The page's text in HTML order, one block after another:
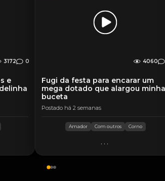
3172 0
e
4060
Fugi da festa para encarar um
mega dotado que alargou minha
buceta
Postado há 2 semanas
Amador Com outros Corno
...